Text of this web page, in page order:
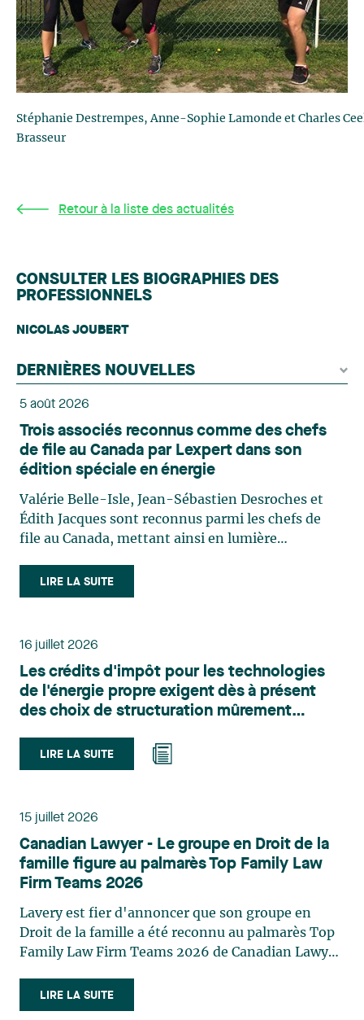
Stéphanie Destrempes, Anne-Sophie Lamonde et Charles
Brasseur
Retour à la liste des actualités
CONSULTER LES BIOGRAPHIES DES
PROFESSIONNELS
NICOLAS JOUBERT
DERNIÈRES NOUVELLES
5 août 2026
Trois associés reconnus comme des chefs
de file au Canada par Lexpert dans son
édition spéciale en énergie
Valérie Belle-Isle, Jean-Sébastien Desroches et
Édith Jacques sont reconnus parmi les chefs de
file au Canada, mettant ainsi en lumière
le domaine du droit des technologies. Valérie
Belle-Isle est associée au sein du groupe de droit
principalement sur le droit de l’environnement,
du territoire. Elle conseille et représente une
clientèle publique et privée dans le cadre d’enjeux
touchant notamment les obligations
environnementales, l’obtention d’autorisations
et de permis, l’application et la contestation de
règlements d’urbanisme, ainsi que les dossiers
municipalités dans la validation juridique de leurs
Reconnue pour son approche à la fois stratégique
et pratique, elle intervient aussi en matière de
taxation municipale et d’évaluation foncière, en
plus de contribuer régulièrement à des
publications et à des activités de formation. Jean-
Sébastien Desroches œuvre en droit des affaires,
acquisitions, des infrastructures, des énergies
renouvelables et du développement de projets,
LIRE LA SUITE
16 juillet 2026
Les crédits d'impôt pour les technologies
de l'énergie propre exigent dès à présent
des choix de structuration mûrement
LIRE LA SUITE
15 juillet 2026
Canadian Lawyer - Le groupe en Droit de la
famille figure au palmarès Top Family Law
Firm Teams 2026
Lavery est fier d'annoncer que son groupe en
Droit de la famille a été reconnu au palmarès Top
Family Law Firm Teams 2026 de Canadian Lawyer.
sélection rigoureux, fondé sur des nominations
issues du lectorat, d'associations juridiques et de
LIRE LA SUITE